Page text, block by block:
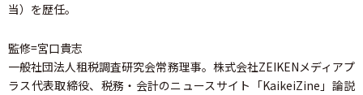
当）を歴任。
監修=宮口貴志
一般社団法人租税調査研究会常務理事。株式会社ZEIKENメディアプ
ラス代表取締役、税務・会計のニュースサイト「KaikeiZine」論説